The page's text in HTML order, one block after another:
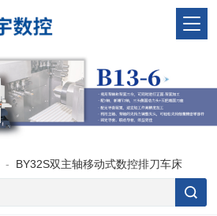
- BY32S双主轴移动式数控排刀车床